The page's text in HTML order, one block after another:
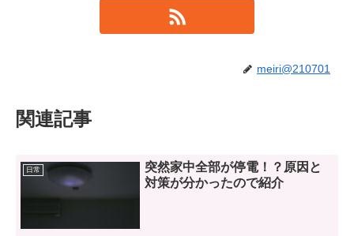
meiri@210701
関連記事
日常
突然家中全部が停電！？原因と
対策が分かったので紹介